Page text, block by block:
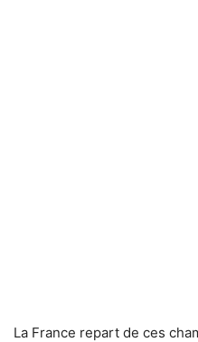
La France repart de ces